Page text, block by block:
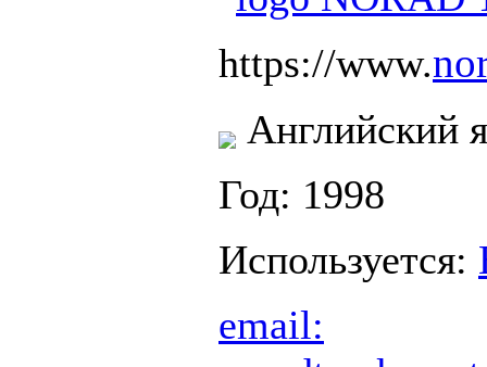
https://www.
Английский
Год: 1998
Используется:
email: